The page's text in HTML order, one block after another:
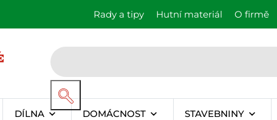
Rady a tipy Hutní materiál O firmě
DÍLNA DOMÁCNOST STAVEBNINY